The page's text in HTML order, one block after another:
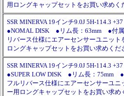
用ロングキャップセットをお買い求めく
SSR MINERVA 19インチ9.0J 5H-114.3
●NOMAL DISK ●リム長：63mm ●付
リバース仕様にエアーセンサーユニッ
ロングキャップセットをお買い求めくだ
SSR MINERVA 19インチ9.0J 5H-114.3
●SUPER LOW DISK ●リム長：75mm
フルリバース仕様にエアーセンサーユ
ー用ロングキャップセットをお買い求め